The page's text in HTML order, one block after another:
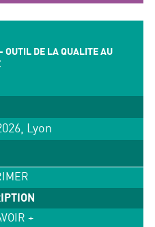
OUTIL DE LA QUALITE AU
Lyon
+